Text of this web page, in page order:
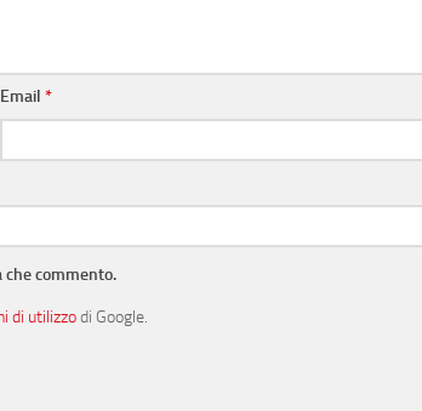
Email*
commento.
di utilizzodi Google.